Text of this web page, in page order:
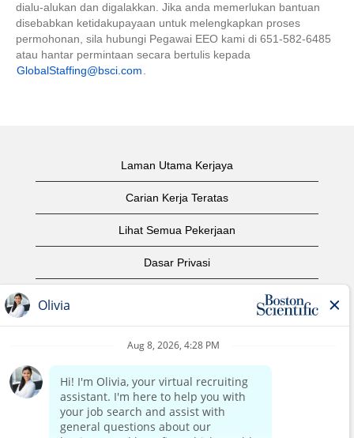
dialu-alukan dan digalakkan. Jika anda memerlukan bantuan
disebabkan ketidakupayaan untuk melengkapkan proses
permohonan, sila hubungi Pegawai EEO kami di 651-582-6485
atau hantar permintaan secara bertulis kepada
GlobalStaffing@bsci.com
Laman Utama Kerjaya
Carian Kerja Teratas
Lihat Semua Pekerjaan
Dasar Privasi
Notis Hak Cipta
Laman Utama Korporat